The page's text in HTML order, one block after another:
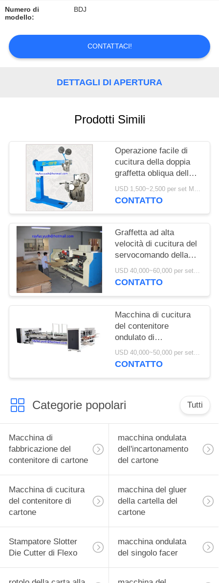
RICHIEDA
UNA
CITAZIONE
Numero di
modello:
BDJ
CONTATTACI!
DETTAGLI DI APERTURA
Prodotti Simili
Operazione facile di
cucitura della doppia
graffetta obliqua della
macchina del pedale
del contenitore
USD 1,500~2,500 per set MOQ:1 insieme
CONTATTO
Graffetta ad alta
velocità di cucitura del
servocomando della
macchina del
contenitore in due
USD 40,000~60,000 per set MOQ:1 insieme
CONTATTO
Macchina di cucitura
del contenitore
ondulato di
cartone/cartella
automatica Gluer che
USD 40,000~50,000 per set MOQ:1 insieme
CONTATTO
Categorie popolari Tutti
Macchina di
fabbricazione del
contenitore di cartone
macchina ondulata
dell'incartonamento
del cartone
Macchina di cucitura
del contenitore di
cartone
macchina del gluer
della cartella del
cartone
Stampatore Slotter
Die Cutter di Flexo
macchina ondulata
del singolo facer